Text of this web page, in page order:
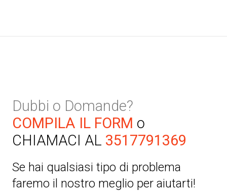
Dubbi o Domande?
COMPILA IL FORM o
CHIAMACI AL 3517791369
Se hai qualsiasi tipo di problema
faremo il nostro meglio per aiutarti!